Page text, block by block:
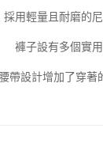
採用輕量且耐磨的
褲子設有多個實
帶設計增加了穿